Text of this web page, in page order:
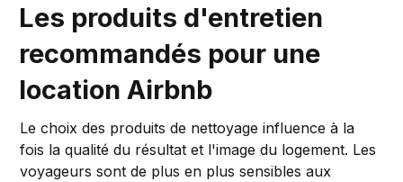
Les produits d'entretien
recommandés pour une
location Airbnb
Le choix des produits de nettoyage influence à la
fois la qualité du résultat et l'image du logement. Les
voyageurs sont de plus en plus sensibles aux